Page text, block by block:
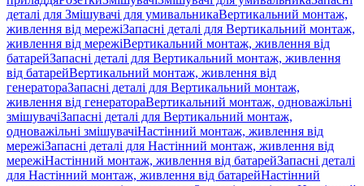
деталі для Змішувачі для умивальникаВертикальний монтаж,
живлення від мережіЗапасні деталі для Вертикальний монтаж,
живлення від мережіВертикальний монтаж, живлення від
батарейЗапасні деталі для Вертикальний монтаж, живлення
від батарейВертикальний монтаж, живлення від
генератораЗапасні деталі для Вертикальний монтаж,
живлення від генератораВертикальний монтаж, одноважільні
змішувачіЗапасні деталі для Вертикальний монтаж,
одноважільні змішувачіНастінний монтаж, живлення від
мережіЗапасні деталі для Настінний монтаж, живлення від
мережіНастінний монтаж, живлення від батарейЗапасні деталі
для Настінний монтаж, живлення від батарейНастінний